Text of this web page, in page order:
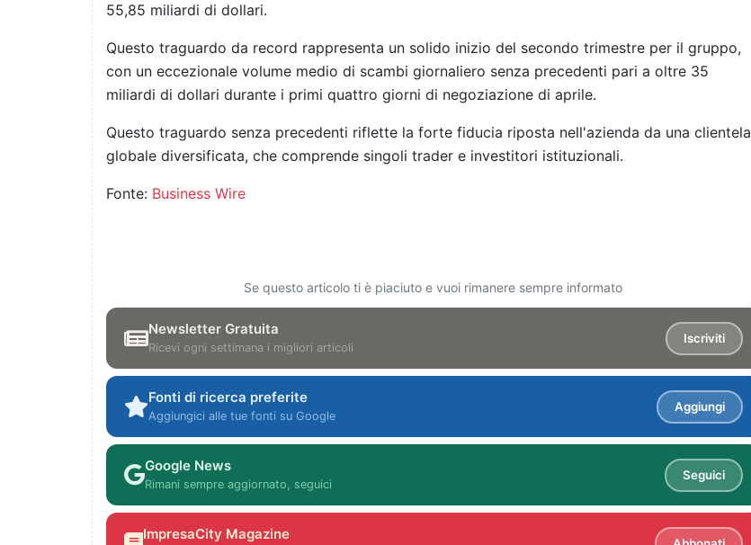
55,85 miliardi di dollari.
Questo traguardo da record rappresenta un solido inizio del secondo trimestre per il gruppo,
con un eccezionale volume medio di scambi giornaliero senza precedenti pari a oltre 35
miliardi di dollari durante i primi quattro giorni di negoziazione di aprile.
Questo traguardo senza precedenti riflette la forte fiducia riposta nell'azienda da una clientela
globale diversificata, che comprende singoli trader e investitori istituzionali.
Fonte: Business Wire
Se questo articolo ti è piaciuto e vuoi rimanere sempre informato
Newsletter Gratuita
Ricevi ogni settimana i migliori articoli
Iscriviti
Fonti di ricerca preferite
Aggiungici alle tue fonti su Google
Aggiungi
Google News
Rimani sempre aggiornato, seguici
Seguici
ImpresaCity Magazine